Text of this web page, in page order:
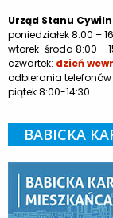
Urząd Stanu
poniedziałek 8:00 –
wtorek-środa 8:00 –
czwartek: dzień
odbierania telefonów
piątek 8:00-14:30
BABICKA